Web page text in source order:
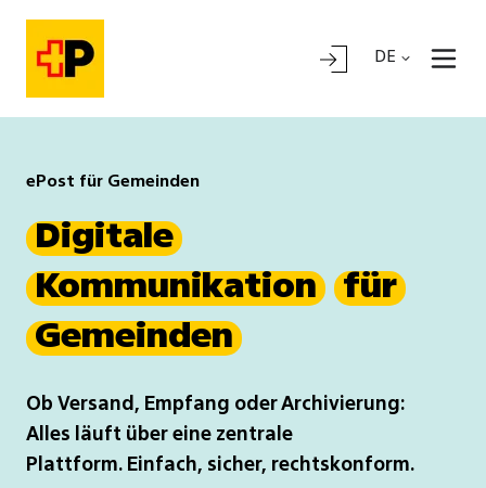
DE
ePost für Gemeinden
Digitale
Kommunikation
für
Gemeinden
Ob Versand, Empfang oder Archivierung:
Alles läuft über eine zentrale
Plattform. Einfach, sicher, rechtskonform.